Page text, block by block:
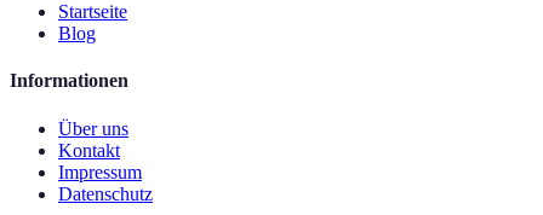
Startseite
Blog
Informationen
Über uns
Kontakt
Impressum
Datenschutz